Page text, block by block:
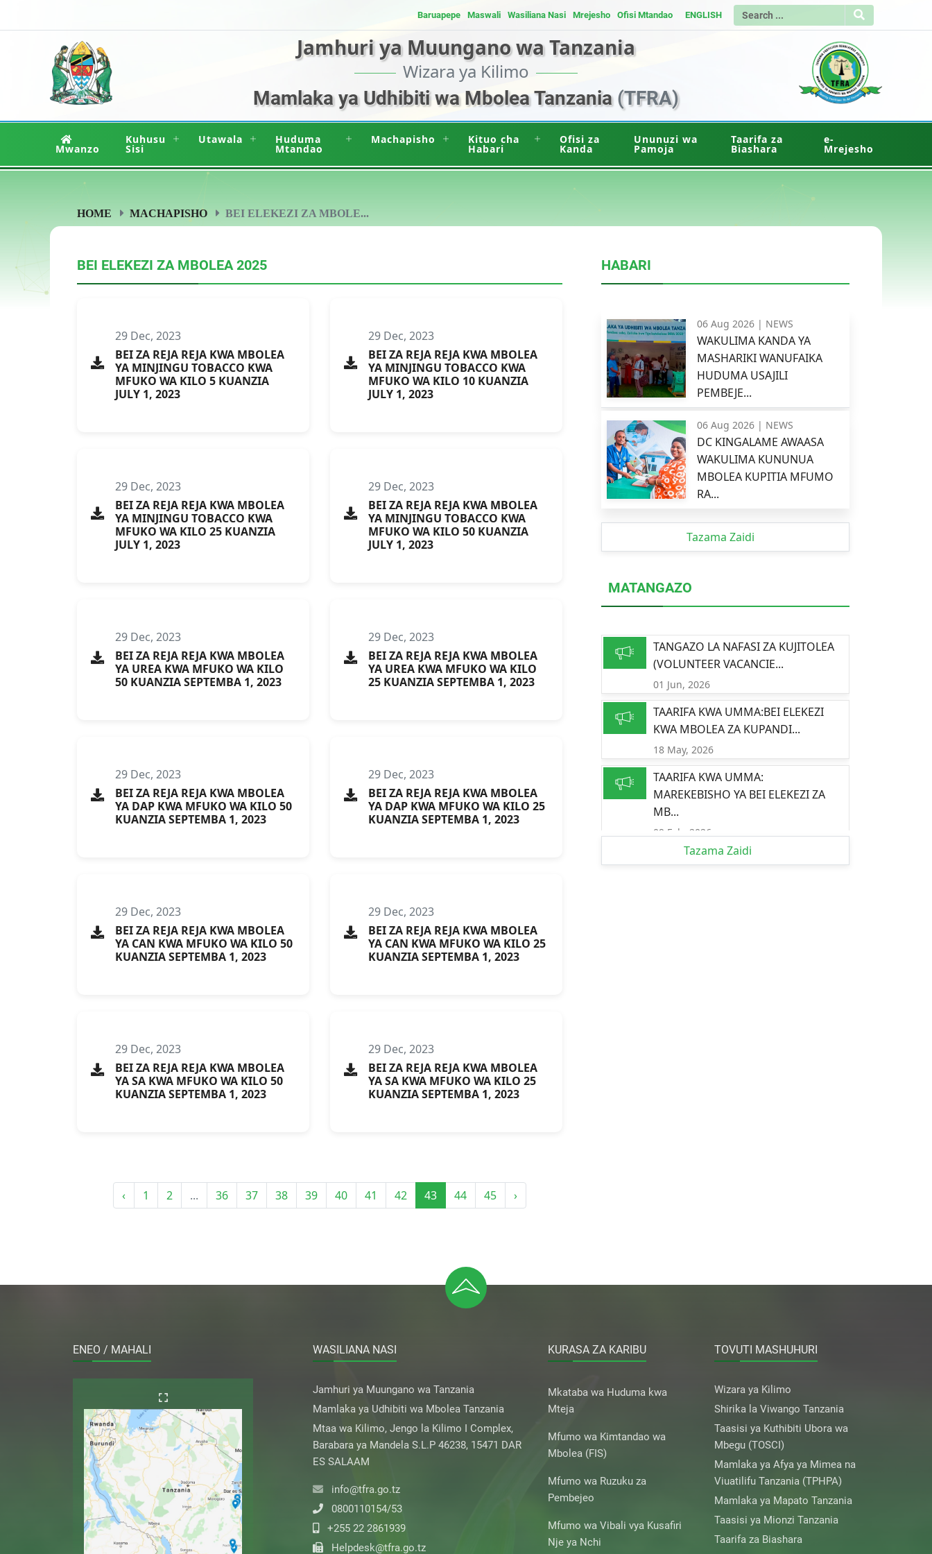
Baruapepe Maswali Wasiliana Nasi Mrejesho Ofisi Mtandao ENGLISH
Jamhuri ya Muungano wa Tanzania
Wizara ya Kilimo
Mamlaka ya Udhibiti wa Mbolea Tanzania(TFRA)
Mwanzo
Kuhusu
Sisi
Utawala Huduma
Mtandao
Machapisho Kituo cha
Habari
Ofisi za
Kanda
Ununuzi wa
Pamoja
Taarifa za
Biashara
e-
Mrejesho
HOME MACHAPISHO BEI ELEKEZI ZA MBOLE...
BEI ELEKEZI ZA MBOLEA 2025
29 Dec, 2023
BEI ZA REJA REJA KWA MBOLEA
YA MINJINGU TOBACCO KWA
MFUKO WA KILO 5 KUANZIA
JULY 1, 2023
29 Dec, 2023
BEI ZA REJA REJA KWA MBOLEA
YA MINJINGU TOBACCO KWA
MFUKO WA KILO 10 KUANZIA
JULY 1, 2023
29 Dec, 2023
BEI ZA REJA REJA KWA MBOLEA
YA MINJINGU TOBACCO KWA
MFUKO WA KILO 25 KUANZIA
JULY 1, 2023
29 Dec, 2023
BEI ZA REJA REJA KWA MBOLEA
YA MINJINGU TOBACCO KWA
MFUKO WA KILO 50 KUANZIA
JULY 1, 2023
29 Dec, 2023
BEI ZA REJA REJA KWA MBOLEA
YA UREA KWA MFUKO WA KILO
50 KUANZIA SEPTEMBA 1, 2023
29 Dec, 2023
BEI ZA REJA REJA KWA MBOLEA
YA UREA KWA MFUKO WA KILO
25 KUANZIA SEPTEMBA 1, 2023
29 Dec, 2023
BEI ZA REJA REJA KWA MBOLEA
YA DAP KWA MFUKO WA KILO 50
KUANZIA SEPTEMBA 1, 2023
29 Dec, 2023
BEI ZA REJA REJA KWA MBOLEA
YA DAP KWA MFUKO WA KILO 25
KUANZIA SEPTEMBA 1, 2023
29 Dec, 2023
BEI ZA REJA REJA KWA MBOLEA
YA CAN KWA MFUKO WA KILO 50
KUANZIA SEPTEMBA 1, 2023
29 Dec, 2023
BEI ZA REJA REJA KWA MBOLEA
YA CAN KWA MFUKO WA KILO 25
KUANZIA SEPTEMBA 1, 2023
29 Dec, 2023
BEI ZA REJA REJA KWA MBOLEA
YA SA KWA MFUKO WA KILO 50
KUANZIA SEPTEMBA 1, 2023
29 Dec, 2023
BEI ZA REJA REJA KWA MBOLEA
YA SA KWA MFUKO WA KILO 25
KUANZIA SEPTEMBA 1, 2023
‹ 1 2 ... 36 37 38 39 40 41 42 43 44 45 ›
HABARI
06 Aug 2026 | NEWS
WAKULIMA KANDA YA
MASHARIKI WANUFAIKA
HUDUMA USAJILI
PEMBEJE...
06 Aug 2026 | NEWS
DC KINGALAME AWAASA
WAKULIMA KUNUNUA
MBOLEA KUPITIA MFUMO
RA...
Tazama Zaidi
MATANGAZO
TANGAZO LA NAFASI ZA KUJITOLEA
(VOLUNTEER VACANCIE...
01 Jun, 2026
TAARIFA KWA UMMA:BEI ELEKEZI
KWA MBOLEA ZA KUPANDI...
18 May, 2026
TAARIFA KWA UMMA:
MAREKEBISHO YA BEI ELEKEZI ZA
MB...
09 Feb, 2026
Tazama Zaidi
ENEO / MAHALI WASILIANA NASI
Jamhuri ya Muungano wa Tanzania
Mamlaka ya Udhibiti wa Mbolea Tanzania
Mtaa wa Kilimo, Jengo la Kilimo I Complex,
Barabara ya Mandela S.L.P 46238, 15471 DAR
ES SALAAM
info@tfra.go.tz
0800110154/53
+255 22 2861939
Helpdesk@tfra.go.tz
KURASA ZA KARIBU
Mkataba wa Huduma kwa
Mteja
Mfumo wa Kimtandao wa
Mbolea (FIS)
Mfumo wa Ruzuku za
Pembejeo
Mfumo wa Vibali vya Kusafiri
Nje ya Nchi
TOVUTI MASHUHURI
Wizara ya Kilimo
Shirika la Viwango Tanzania
Taasisi ya Kuthibiti Ubora wa
Mbegu (TOSCI)
Mamlaka ya Afya ya Mimea na
Viuatilifu Tanzania (TPHPA)
Mamlaka ya Mapato Tanzania
Taasisi ya Mionzi Tanzania
Taarifa za Biashara